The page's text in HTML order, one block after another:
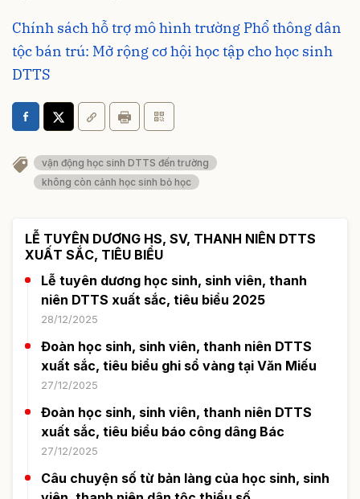
Chính sách hỗ trợ mô hình trường Phổ thông dân
tộc bán trú: Mở rộng cơ hội học tập cho học sinh
DTTS
vận động học sinh DTTS đến trường
không còn cảnh học sinh bỏ học
LỄ TUYÊN DƯƠNG HS, SV, THANH NIÊN DTTS
XUẤT SẮC, TIÊU BIỂU
Lễ tuyên dương học sinh, sinh viên, thanh
niên DTTS xuất sắc, tiêu biểu 2025
28/12/2025
Đoàn học sinh, sinh viên, thanh niên DTTS
xuất sắc, tiêu biểu ghi sổ vàng tại Văn Miếu
27/12/2025
Đoàn học sinh, sinh viên, thanh niên DTTS
xuất sắc, tiêu biểu báo công dâng Bác
27/12/2025
Câu chuyện số từ bản làng của học sinh, sinh